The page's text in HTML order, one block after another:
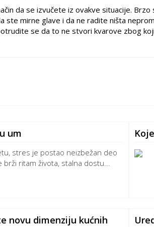
da se izvučete iz ovakve situacije.
ste mirne glave i da ne radite ništa
se da to ne stvori kvarove zbog
um
stres je postao neizbežan deo
brži ritam života, stalna dostu...
novu dimenziju kućnih